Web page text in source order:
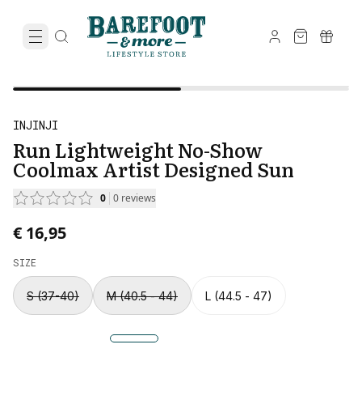
INJINJI
Run Lightweight No-Show
Coolmax Artist Designed Sun
0 0 reviews
€ 16,95
SIZE
S (37-40) M (40.5 - 44) L (44.5 - 47)